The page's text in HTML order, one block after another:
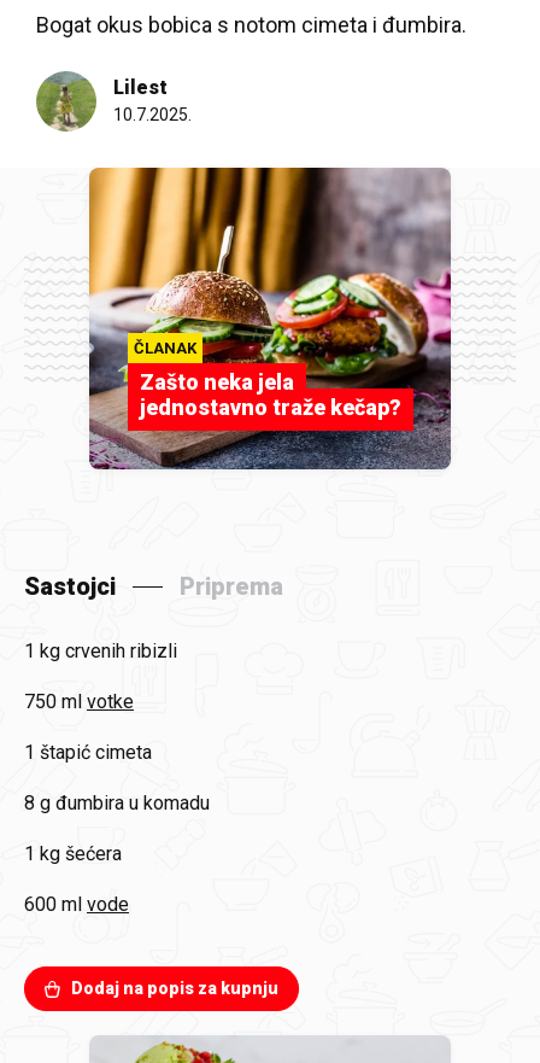
Bogat okus bobica s notom cimeta i đumbira.
Lilest
10.7.2025.
ČLANAK
Zašto neka jela
jednostavno traže kečap?
Sastojci Priprema
1 kg crvenih ribizli
750 ml votke
1 štapić cimeta
8 g đumbira u komadu
1 kg šećera
600 ml vode
Dodaj na popis za kupnju